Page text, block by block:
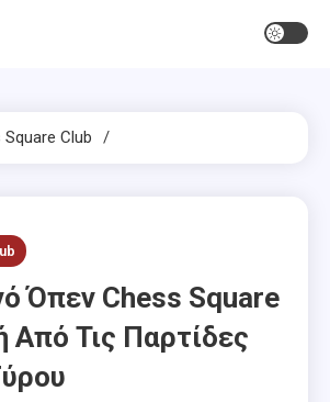
Club
Όπεν Chess Square
Από Τις Παρτίδες